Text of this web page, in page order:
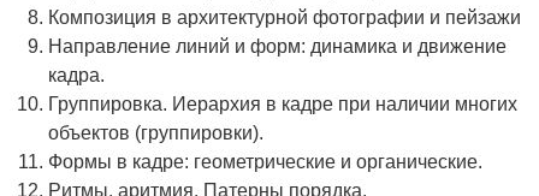
Композиция в архитектурной фотографии и пейзажи
Направление линий и форм: динамика и движение
кадра.
Группировка. Иерархия в кадре при наличии многих
объектов (группировки).
Формы в кадре: геометрические и органические.
Ритмы, аритмия. Патерны порядка.